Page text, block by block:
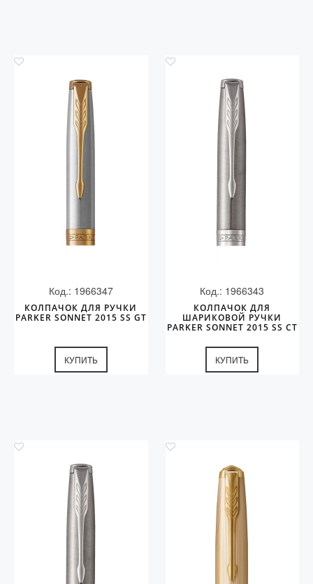
Код.: 1966347
КОЛПАЧОК ДЛЯ РУЧКИ
PARKER SONNET 2015 SS GT
КУПИТЬ
Код.: 1966343
КОЛПАЧОК ДЛЯ
ШАРИКОВОЙ РУЧКИ
PARKER SONNET 2015 SS CT
КУПИТЬ